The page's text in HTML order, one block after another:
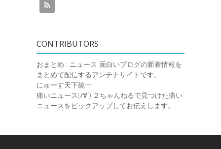
CONTRIBUTORS
おまとめ : ニュース 面白いブログの新着情報を
まとめて配信するアンテナサイトです。
にゅーす天下統一
痛いニュース(ﾉ∀`) ２ちゃんねるで見つけた痛い
ニュースをピックアップしてお伝えします。